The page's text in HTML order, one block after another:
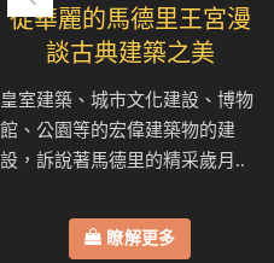
從華麗的馬德里王宮漫
談古典建築之美
皇室建築、城市文化建設、博物
館、公園等的宏偉建築物的建
設，訴說著馬德里的精采歲月..
瞭解更多